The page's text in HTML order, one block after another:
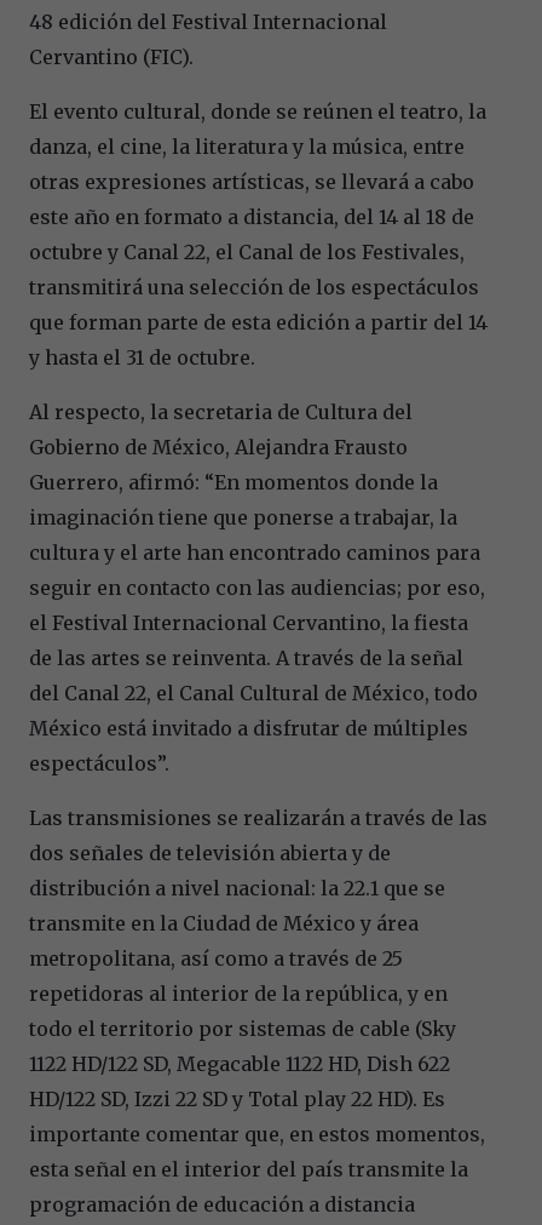
48 edición del Festival Internacional
Cervantino (FIC).
El evento cultural, donde se reúnen el teatro, la
danza, el cine, la literatura y la música, entre
otras expresiones artísticas, se llevará a cabo
este año en formato a distancia, del 14 al 18 de
octubre y Canal 22, el Canal de los Festivales,
transmitirá una selección de los espectáculos
que forman parte de esta edición a partir del 14
y hasta el 31 de octubre.
Al respecto, la secretaria de Cultura del
Gobierno de México, Alejandra Frausto
Guerrero, afirmó: “En momentos donde la
imaginación tiene que ponerse a trabajar, la
cultura y el arte han encontrado caminos para
seguir en contacto con las audiencias; por eso,
el Festival Internacional Cervantino, la fiesta
de las artes se reinventa. A través de la señal
del Canal 22, el Canal Cultural de México, todo
México está invitado a disfrutar de múltiples
espectáculos”.
Las transmisiones se realizarán a través de las
dos señales de televisión abierta y de
distribución a nivel nacional: la 22.1 que se
transmite en la Ciudad de México y área
metropolitana, así como a través de 25
repetidoras al interior de la república, y en
todo el territorio por sistemas de cable (Sky
1122 HD/122 SD, Megacable 1122 HD, Dish 622
HD/122 SD, Izzi 22 SD y Total play 22 HD). Es
importante comentar que, en estos momentos,
esta señal en el interior del país transmite la
programación de educación a distancia